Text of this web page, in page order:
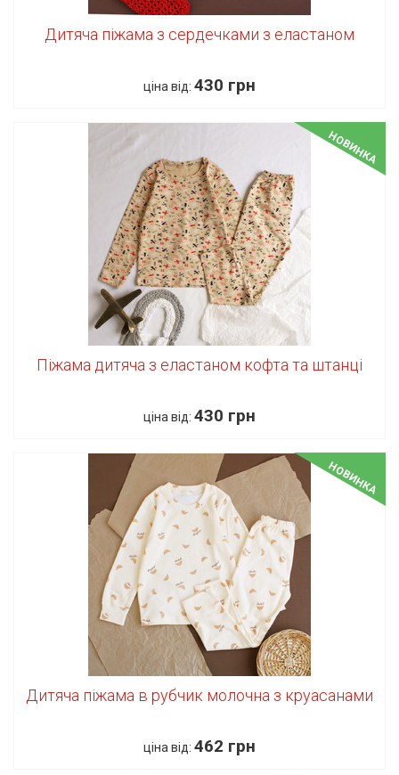
Дитяча піжама з сердечками з еластаном
ціна від: 430 грн
НОВИНКА
Піжама дитяча з еластаном кофта та штанці
ціна від: 430 грн
НОВИНКА
Дитяча піжама в рубчик молочна з круасанами
ціна від: 462 грн